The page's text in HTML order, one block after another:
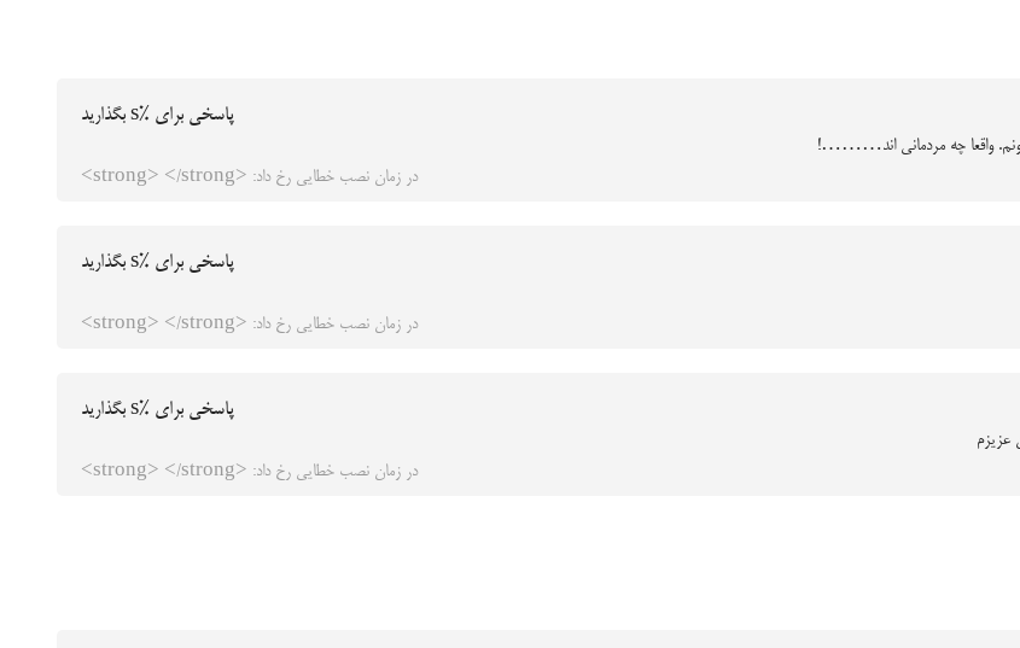
پاسخی برای %s بگذارید
واقعا چه مردمانی اند………!
در زمان نصب خطایی رخ داد: <strong> </strong>
پاسخی برای %s بگذارید
در زمان نصب خطایی رخ داد: <strong> </strong>
پاسخی برای %s بگذارید
عزیزم
در زمان نصب خطایی رخ داد: <strong> </strong>